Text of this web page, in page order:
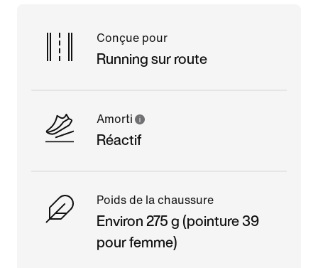
Conçue pour
Running sur route
Amorti
Réactif
Poids de la chaussure
Environ 275 g (pointure 39
pour femme)